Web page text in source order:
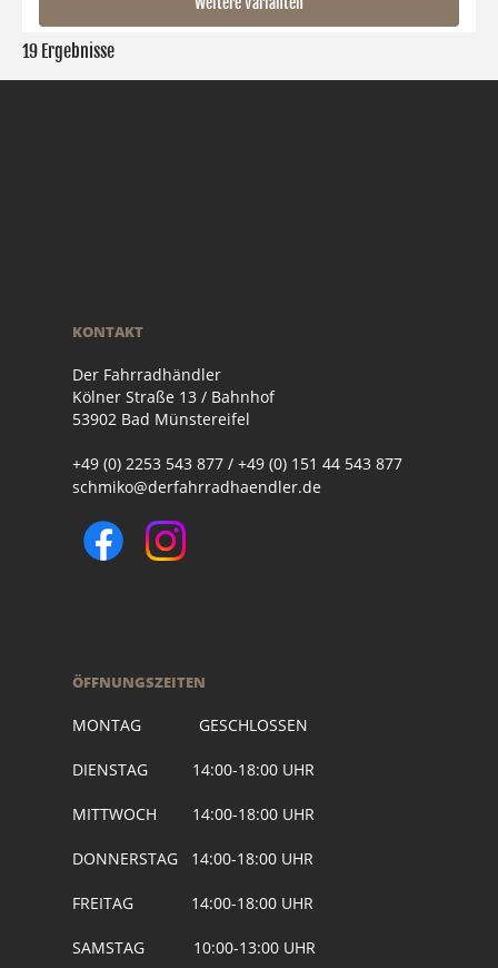
19 Ergebnisse
KONTAKT
Der Fahrradhändler
Kölner Straße 13 / Bahnhof
53902 Bad Münstereifel
+49 (0) 2253 543 877 / +49 (0) 151 44 543 877
schmiko@derfahrradhaendler.de
ÖFFNUNGSZEITEN
MONTAG GESCHLOSSEN
DIENSTAG 14:00-18:00 UHR
MITTWOCH 14:00-18:00 UHR
DONNERSTAG 14:00-18:00 UHR
FREITAG 14:00-18:00 UHR
SAMSTAG 10:00-13:00 UHR